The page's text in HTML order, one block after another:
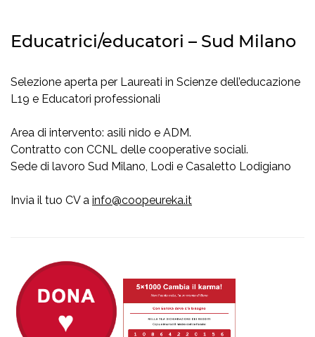
Educatrici/educatori – Sud Milano
Selezione aperta per Laureati in Scienze dell’educazione
L19 e Educatori professionali
Area di intervento: asili nido e ADM.
Contratto con CCNL delle cooperative sociali.
Sede di lavoro Sud Milano, Lodi e Casaletto Lodigiano
Invia il tuo CV a info@coopeureka.it